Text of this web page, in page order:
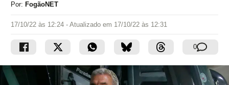
Por: FogãoNET
17/10/22 às 12:24 - Atualizado em 17/10/22 às 12:31
0